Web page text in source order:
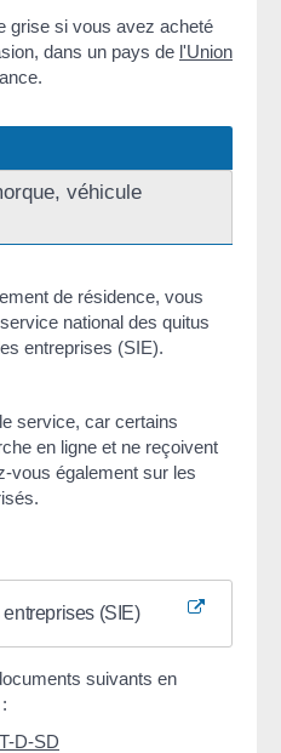
grise si vous avez acheté
dans un pays de l'Union
véhicule
de résidence, vous
national des quitus
entreprises (SIE).
service, car certains
en ligne et ne reçoivent
vous également sur les
(SIE)
suivants en
:
D-SD